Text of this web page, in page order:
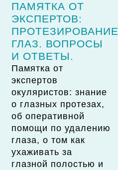
ПАМЯТКА ОТ
ЭКСПЕРТОВ:
ПРОТЕЗИРОВАНИЕ
ГЛАЗ. ВОПРОСЫ
И ОТВЕТЫ.
Памятка от
экспертов
окуляристов: знание
о глазных протезах,
об оперативной
помощи по удалению
глаза, о том как
ухаживать за
глазной полостью и